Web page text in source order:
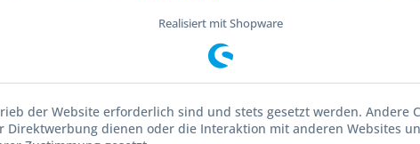
Realisiert mit Shopware
der Website erforderlich sind und stets gesetzt werden. Andere
dienen oder die Interaktion mit anderen Websites